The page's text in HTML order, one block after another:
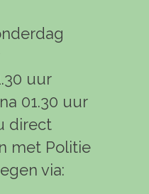
uur
01.30 uur
direct
met Politie
via: